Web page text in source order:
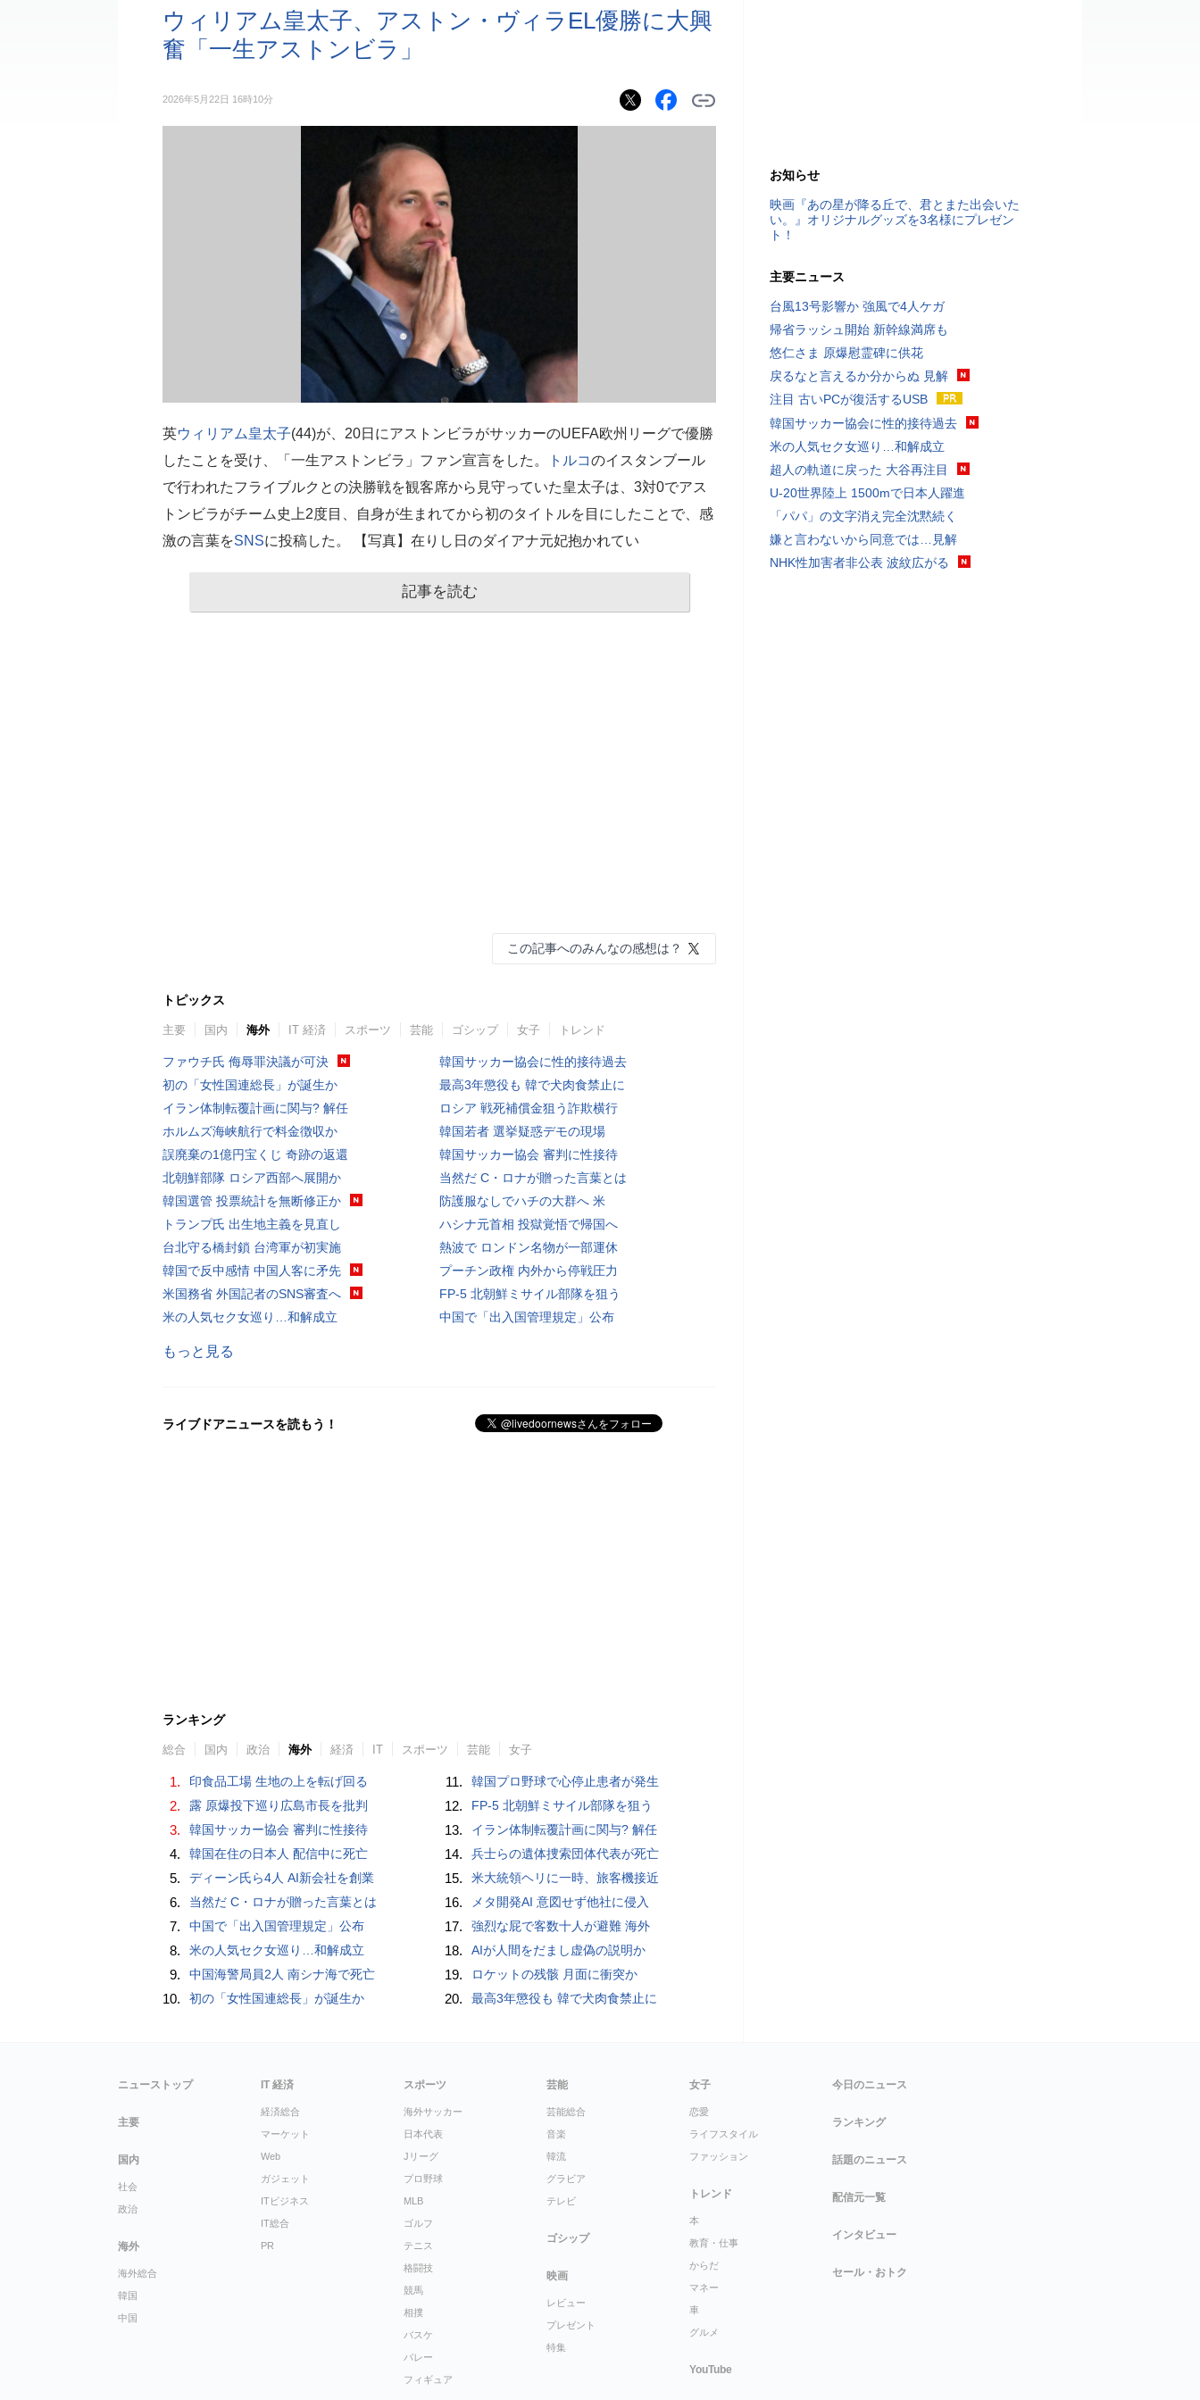
ウィリアム皇太子、アストン・ヴィラEL優勝に大興
奮「一生アストンビラ」
2026年5月22日 16時10分
英ウィリアム皇太子(44)が、20日にアストンビラがサッカーのUEFA欧州リーグで優勝
したことを受け、「一生アストンビラ」ファン宣言をした。
トルコのイスタンブール
で行われたフライブルクとの決勝戦を観客席から見守っていた皇太子は、3対0でアス
トンビラがチーム史上2度目、自身が生まれてから初のタイトルを目にしたことで、感
激の言葉をSNSに投稿した。 【写真】在りし日のダイアナ元妃抱かれてい
記事を読む
この記事へのみんなの感想は？
トピックス
主要 国内 海外 IT 経済 スポーツ 芸能 ゴシップ 女子 トレンド
ファウチ氏 侮辱罪決議が可決
初の「女性国連総長」が誕生か
イラン体制転覆計画に関与? 解任
ホルムズ海峡航行で料金徴収か
誤廃棄の1億円宝くじ 奇跡の返還
北朝鮮部隊 ロシア西部へ展開か
韓国選管 投票統計を無断修正か
トランプ氏 出生地主義を見直し
台北守る橋封鎖 台湾軍が初実施
韓国で反中感情 中国人客に矛先
米国務省 外国記者のSNS審査へ
米の人気セク女巡り…和解成立
韓国サッカー協会に性的接待過去
最高3年懲役も 韓で犬肉食禁止に
ロシア 戦死補償金狙う詐欺横行
韓国若者 選挙疑惑デモの現場
韓国サッカー協会 審判に性接待
当然だ C・ロナが贈った言葉とは
防護服なしでハチの大群へ 米
ハシナ元首相 投獄覚悟で帰国へ
熱波で ロンドン名物が一部運休
プーチン政権 内外から停戦圧力
FP-5 北朝鮮ミサイル部隊を狙う
中国で「出入国管理規定」公布
もっと見る
ライブドアニュースを読もう！
ランキング
総合 国内 政治 海外 経済 IT スポーツ 芸能 女子
1. 印食品工場 生地の上を転げ回る
2. 露 原爆投下巡り広島市長を批判
3. 韓国サッカー協会 審判に性接待
4. 韓国在住の日本人 配信中に死亡
5. ディーン氏ら4人 AI新会社を創業
6. 当然だ C・ロナが贈った言葉とは
7. 中国で「出入国管理規定」公布
8. 米の人気セク女巡り…和解成立
9. 中国海警局員2人 南シナ海で死亡
10. 初の「女性国連総長」が誕生か
11. 韓国プロ野球で心停止患者が発生
12. FP-5 北朝鮮ミサイル部隊を狙う
13. イラン体制転覆計画に関与? 解任
14. 兵士らの遺体捜索団体代表が死亡
15. 米大統領ヘリに一時、旅客機接近
16. メタ開発AI 意図せず他社に侵入
17. 強烈な屁で客数十人が避難 海外
18. AIが人間をだまし虚偽の説明か
19. ロケットの残骸 月面に衝突か
20. 最高3年懲役も 韓で犬肉食禁止に
お知らせ
映画『あの星が降る丘で、君とまた出会いた
い。』オリジナルグッズを3名様にプレゼン
ト！
主要ニュース
台風13号影響か 強風で4人ケガ
帰省ラッシュ開始 新幹線満席も
悠仁さま 原爆慰霊碑に供花
戻るなと言えるか分からぬ 見解
注目 古いPCが復活するUSB
韓国サッカー協会に性的接待過去
米の人気セク女巡り…和解成立
超人の軌道に戻った 大谷再注目
U-20世界陸上 1500mで日本人躍進
「パパ」の文字消え完全沈黙続く
嫌と言わないから同意では…見解
NHK性加害者非公表 波紋広がる
ニューストップ
主要
国内
社会
政治
海外
海外総合
韓国
中国
IT 経済
経済総合
マーケット
Web
ガジェット
ITビジネス
IT総合
PR
スポーツ
海外サッカー
日本代表
Jリーグ
プロ野球
MLB
ゴルフ
テニス
格闘技
競馬
相撲
バスケ
バレー
フィギュア
芸能
芸能総合
音楽
韓流
グラビア
テレビ
ゴシップ
映画
レビュー
プレゼント
特集
女子
恋愛
ライフスタイル
ファッション
トレンド
本
教育・仕事
からだ
マネー
車
グルメ
YouTube
今日のニュース
ランキング
話題のニュース
配信元一覧
インタビュー
セール・おトク